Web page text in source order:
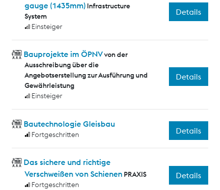
gauge (1435mm) Infrastructure
System
Einsteiger
Details
Bauprojekte im ÖPNVvon der
Ausschreibung über die
Angebotserstellung zur Ausführung und
Gewährleistung
Einsteiger
Details
Bautechnologie Gleisbau
Fortgeschritten Details
Das sichere und richtige
Verschweißen von Schienen PRAXIS
Fortgeschritten
Details